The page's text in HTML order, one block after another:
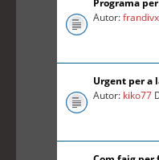
Programa
Autor:frandivx
Urgent per a
Autor: kiko77